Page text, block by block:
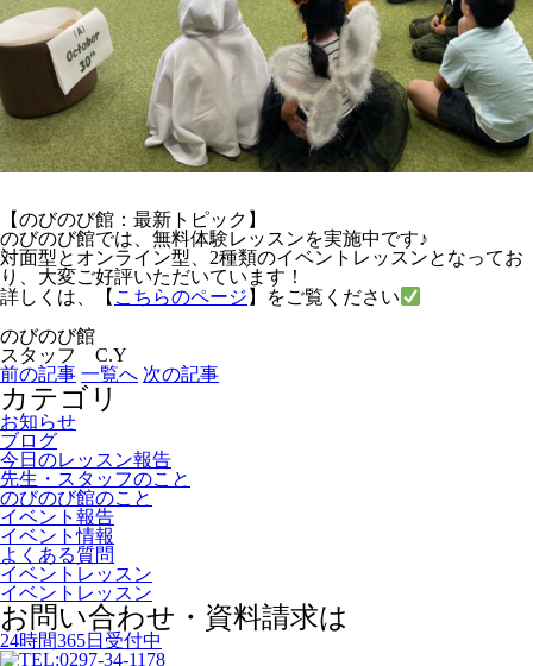
【のびのび館：最新トピック】
のびのび館では、無料体験レッスンを実施中です♪
対面型とオンライン型、2種類のイベントレッスンとなってお
り、大変ご好評いただいています！
詳しくは、【 こちらのページ 】をご覧ください
のびのび館
スタッフ C.Y
前の記事 一覧へ 次の記事
カテゴリ
お知らせ
ブログ
今日のレッスン報告
先生・スタッフのこと
のびのび館のこと
イベント報告
イベント情報
よくある質問
イベントレッスン
イベントレッスン
お問い合わせ・資料請求は
24時間365日受付中